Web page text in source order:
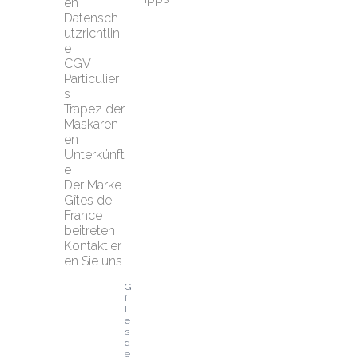
Datensch
utzrichtlini
e
CGV
Particulier
s
Trapez der
Maskaren
en
Unterkünft
e
Der Marke
Gîtes de
France
beitreten
Kontaktier
en Sie uns
G
î
t
e
s
d
e